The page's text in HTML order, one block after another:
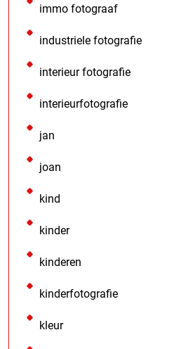
immo fotograaf
industriele fotografie
interieur fotografie
interieurfotografie
jan
joan
kind
kinder
kinderen
kinderfotografie
kleur